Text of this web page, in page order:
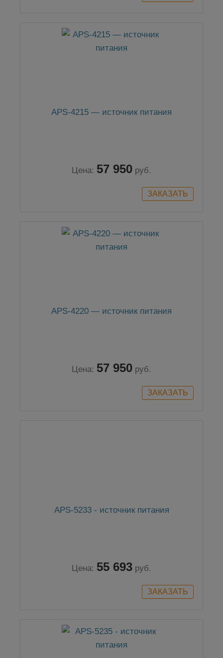
APS-4215 — источник питания
Цена: 57 950 руб.
APS-4220 — источник питания
Цена: 57 950 руб.
APS-5233 - источник питания
Цена: 55 693 руб.